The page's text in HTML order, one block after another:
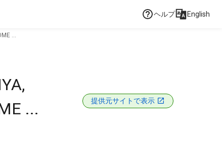
ヘルプ English
...
...
提供元サイトで表示